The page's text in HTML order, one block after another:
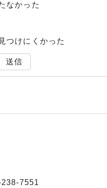
なかった
見つけにくかった
送信
7551